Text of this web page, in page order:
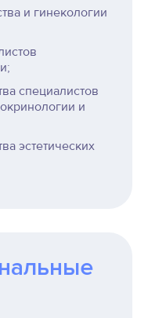
и гинекологии
специалистов
и
эстетических